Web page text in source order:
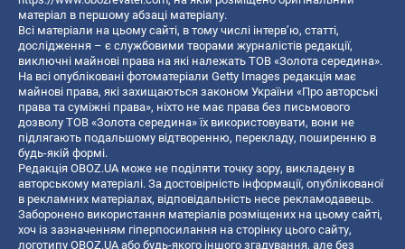
матеріал в першому абзаці матеріалу.
Всі матеріали на цьому сайті, в тому числі інтерв’ю, статті,
дослідження – є службовими творами журналістів редакції,
виключні майнові права на які належать ТОВ «Золота середина».
На всі опубліковані фотоматеріали Getty Images редакція має
майнові права, які захищаються законом України «Про авторські
права та суміжні права», ніхто не має права без письмового
дозволу ТОВ «Золота середина» їх використовувати, вони не
підлягають подальшому відтворенню, перекладу, поширенню в
будь-якій формі.
Редакція OBOZ.UA може не поділяти точку зору, викладену в
авторському матеріалі. За достовірність інформації, опублікованої
в рекламних матеріалах, відповідальність несе рекламодавець.
Заборонено використання матеріалів розміщених на цьому сайті,
хоч із зазначенням гіперпосилання на сторінку цього сайту,
логотипу OBOZ.UA або будь-якого іншого згадування, але без